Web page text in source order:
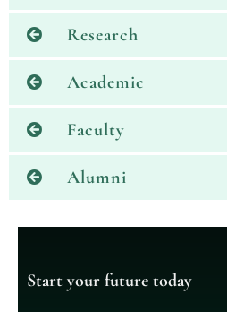
Research
Academic
Faculty
Alumni
Start your future today